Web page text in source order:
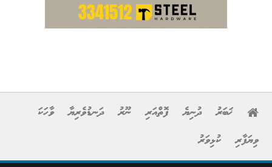
ޚަބަރު ދުނިޔެ ފޮތްއަރި ނޫރު ދަނޑުވެރިޔާ
ވާހަކަ
ވިޔަފާރި
ކުޅިވަރު